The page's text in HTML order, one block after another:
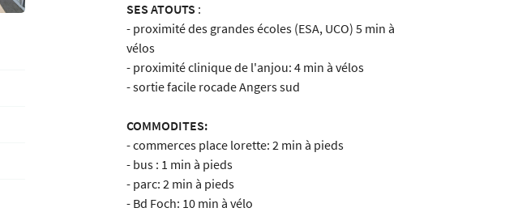
SES ATOUTS :
- proximité des grandes écoles (ESA, UCO) 5 min à
vélos
- proximité clinique de l'anjou: 4 min à vélos
- sortie facile rocade Angers sud
COMMODITES:
- commerces place lorette: 2 min à pieds
- bus : 1 min à pieds
- parc: 2 min à pieds
- Bd Foch: 10 min à vélo